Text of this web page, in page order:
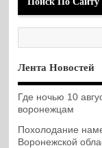
Лента Новостей
Где ночью 10
воронежцам
Похолодание
Воронежской